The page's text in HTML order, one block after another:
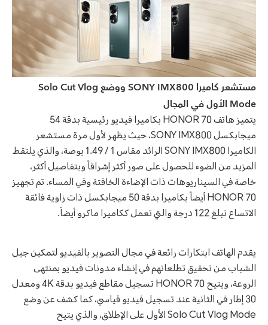
مستشعر كاميرا SONY IMX800 ووضع Solo Cut Vlog
Mode الأول في المجال
يتميز هاتف HONOR 70 بكاميرا فيديو رئيسية بدقة 54
ميجابكسل SONY IMX800، حيث يظهر لأول مرة مستشعر
الكاميرا SONY IMX800 الرائد مقاس 1 / 1.49 بوصة، والذي يلتقط
المزيد من الضوء للحصول على صور أكثر إشراقاً وبتفاصيل أكثر،
خاصة في السيناريوهات ذات الإضاءة الخافتة وفي المساء. تم تجهيز
HONOR 70 أيضاً بكاميرا بدقة 50 ميجابكسل ذات زاوية فائقة
الاتساع تبلغ 122 درجة والتي تعمل ككاميرا ماكرو أيضاً.
يقدم الهاتف ابتكارات رائعة في مجال التصوير بالفيديو لتمكين جيل
الشباب من تحقيق تطلعاتهم في إنشاء مدونات فيديو بمنتهى
الروعة، ويتيح HONOR 70 تسجيل مقاطع فيديو بدقة 4K ومعدل
30 إطار في الثانية عند تسجيل فيديو قياسي، كما كشف عن وضع
Solo Cut Vlog Mode الأول على الإطلاق، والذي يتيح